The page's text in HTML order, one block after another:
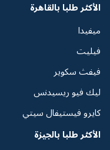
الأكثر طلبا بالقاهرة
ميفيدا
فيليت
فيفث سكوير
ليك فيو ريسيدنس
كايرو فيستيفال سيتي
الأكثر طلبا بالجيزة